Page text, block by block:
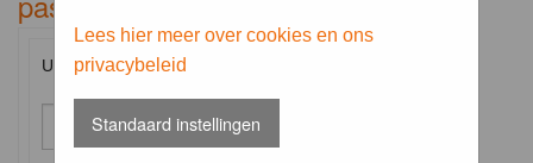
Lees hier meer over cookies en ons
privacybeleid
Standaard instellingen
Username: